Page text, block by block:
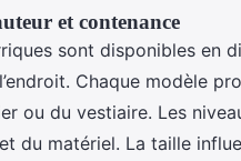
et contenance
sont disponibles en
Chaque modèle
ou du vestiaire. Les
du matériel. La taille